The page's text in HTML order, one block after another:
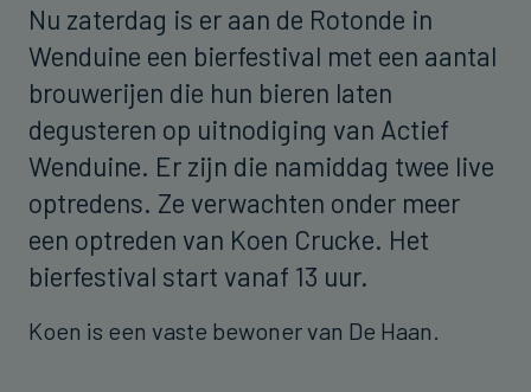
Nu zaterdag is er aan de Rotonde in
Wenduine een bierfestival met een aantal
brouwerijen die hun bieren laten
degusteren op uitnodiging van Actief
Wenduine. Er zijn die namiddag twee live
optredens. Ze verwachten onder meer
een optreden van Koen Crucke. Het
bierfestival start vanaf 13 uur.
Koen is een vaste bewoner van De Haan.